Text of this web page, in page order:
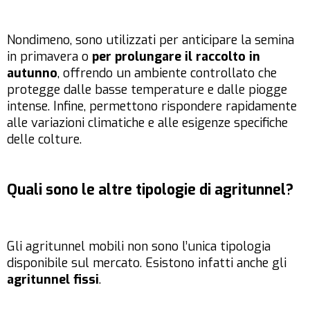
Nondimeno, sono utilizzati per anticipare la semina
in primavera o per prolungare il raccolto in
autunno, offrendo un ambiente controllato che
protegge dalle basse temperature e dalle piogge
intense. Infine, permettono rispondere rapidamente
alle variazioni climatiche e alle esigenze specifiche
delle colture.
Quali sono le altre tipologie di agritunnel?
Gli agritunnel mobili non sono l’unica tipologia
disponibile sul mercato. Esistono infatti anche gli
agritunnel fissi.